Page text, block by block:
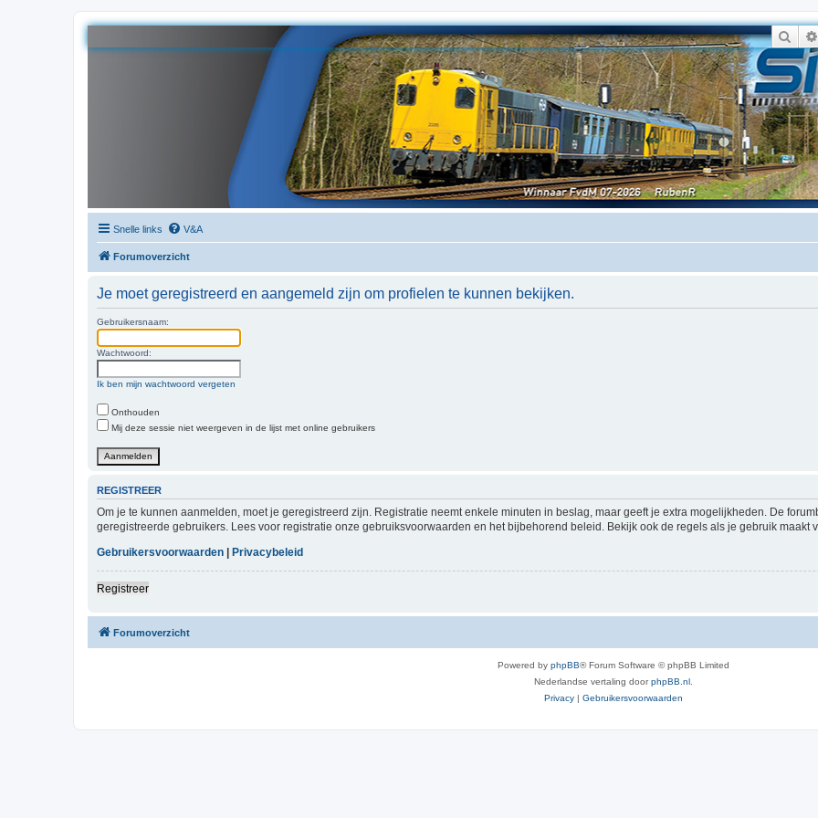
Zoek
Snelle links V&A
Forumoverzicht
Je moet geregistreerd en aangemeld zijn om profielen te kunnen bekijken.
Gebruikersnaam:
Wachtwoord:
Ik ben mijn wachtwoord vergeten
Onthouden
Mij deze sessie niet weergeven in de lijst met online gebruikers
REGISTREER
Om je te kunnen aanmelden, moet je geregistreerd zijn. Registratie neemt enkele minuten in beslag, maar geeft je extra mogelijkheden. De
geregistreerde gebruikers. Lees voor registratie onze gebruiksvoorwaarden en het bijbehorend beleid. Bekijk ook de regels als je gebruik maakt
Gebruikersvoorwaarden | Privacybeleid
Registreer
Forumoverzicht
Powered by phpBB® Forum Software © phpBB Limited
Nederlandse vertaling doorphpBB.nl
Privacy | Gebruikersvoorwaarden